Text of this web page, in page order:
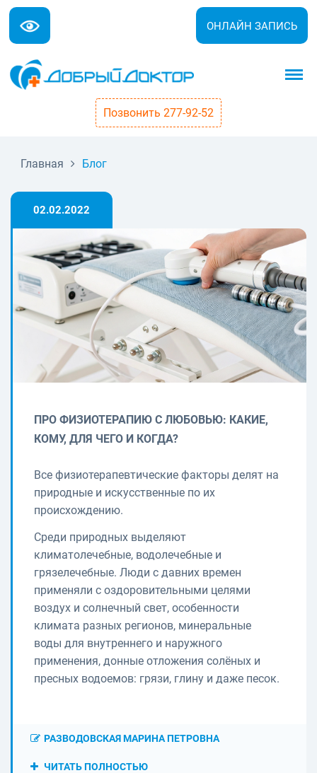
ОНЛАЙН ЗАПИСЬ
Позвонить 277-92-52
Главная Блог
02.02.2022
ПРО ФИЗИОТЕРАПИЮ С ЛЮБОВЬЮ: КАКИЕ,
КОМУ, ДЛЯ ЧЕГО И КОГДА?
Все физиотерапевтические факторы делят на
природные и искусственные по их
происхождению.
Среди природных выделяют
климатолечебные, водолечебные и
грязелечебные. Люди с давних времен
применяли с оздоровительными целями
воздух и солнечный свет, особенности
климата разных регионов, минеральные
воды для внутреннего и наружного
применения, донные отложения солёных и
пресных водоемов: грязи, глину и даже песок.
РАЗВОДОВСКАЯ МАРИНА ПЕТРОВНА
ЧИТАТЬ ПОЛНОСТЬЮ